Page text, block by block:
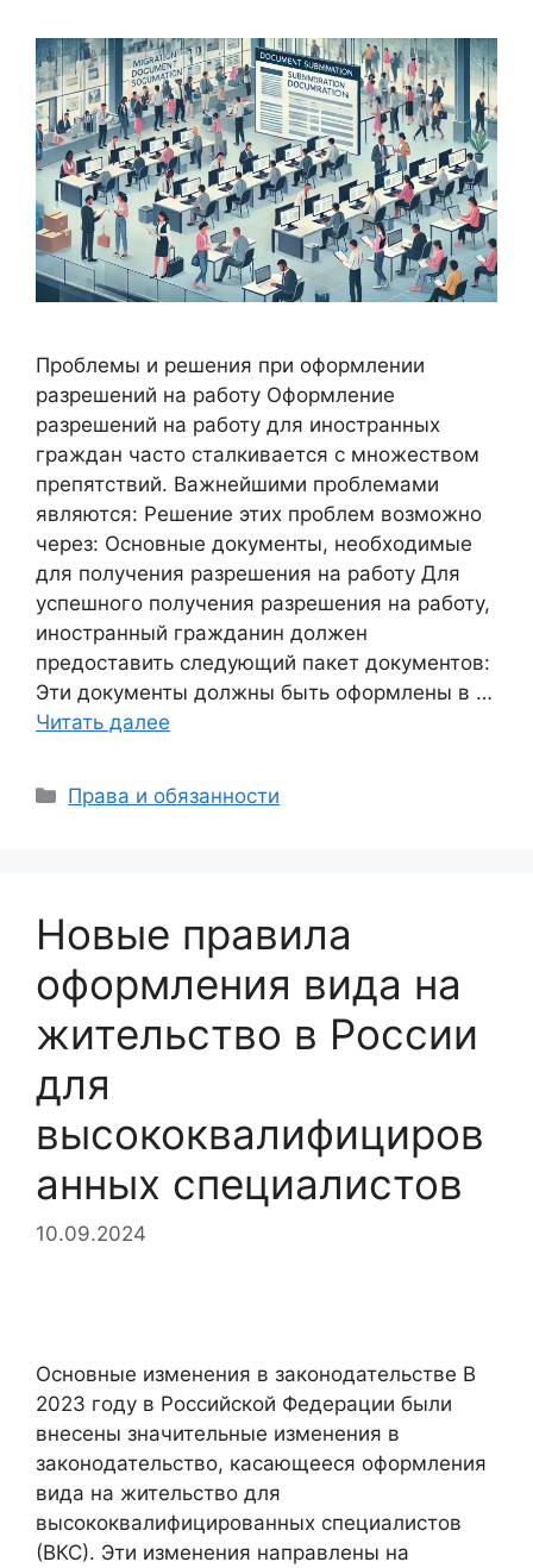
Проблемы и решения при оформлении
разрешений на работу Оформление
разрешений на работу для иностранных
граждан часто сталкивается с множеством
препятствий. Важнейшими проблемами
являются: Решение этих проблем возможно
через: Основные документы, необходимые
для получения разрешения на работу Для
успешного получения разрешения на работу,
иностранный гражданин должен
предоставить следующий пакет документов:
Эти документы должны быть оформлены в …
Читать далее
Рубрики
Права и обязанности
Новые правила
оформления вида на
жительство в России
для
высококвалифициров
анных специалистов
10.09.2024
Основные изменения в законодательстве В
2023 году в Российской Федерации были
внесены значительные изменения в
законодательство, касающееся оформления
вида на жительство для
высококвалифицированных специалистов
(ВКС). Эти изменения направлены на